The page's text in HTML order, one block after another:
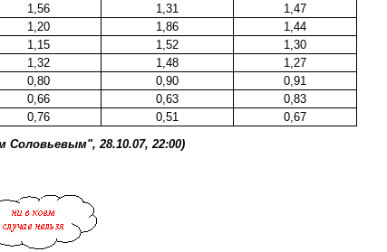
1,56 1,31
1,47
1,20 1,86
1,44
1,15 1,52
1,30
1,32 1,48
1,27
0,80 0,90
0,91
0,66 0,63
0,83
0,76 0,51
0,67
28.10.07, 22:00)